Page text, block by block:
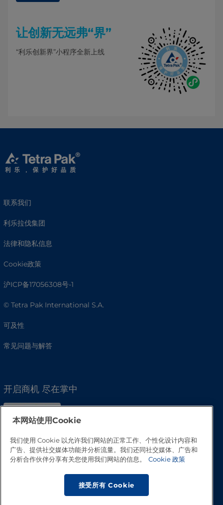
让创新无远弗“界”
“利乐创新界”小程序全新上线
联系我们
利乐拉伐集团
法律和隐私信息
Cookie政策
沪ICP备17056308号-1
© Tetra Pak International S.A.
可及性
常见问题与解答
开启商机 尽在掌中
本网站使用Cookie
我们使用 Cookie 以允许我们网站的正常工作、个性化设计内容和
广告、提供社交媒体功能并分析流量。我们还同社交媒体、广告和
分析合作伙伴分享有关您使用我们网站的信息。
Cookie 政策
接受所有 Cookie